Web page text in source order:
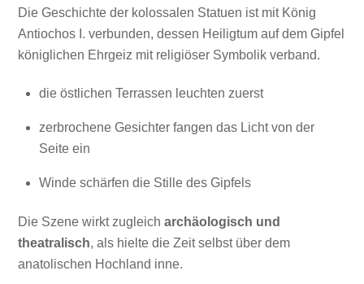
Die Geschichte der kolossalen Statuen ist mit König
Antiochos I. verbunden, dessen Heiligtum auf dem Gipfel
königlichen Ehrgeiz mit religiöser Symbolik verband.
die östlichen Terrassen leuchten zuerst
zerbrochene Gesichter fangen das Licht von der
Seite ein
Winde schärfen die Stille des Gipfels
Die Szene wirkt zugleicharchäologisch und
theatralisch, als hielte die Zeit selbst über dem
anatolischen Hochland inne.